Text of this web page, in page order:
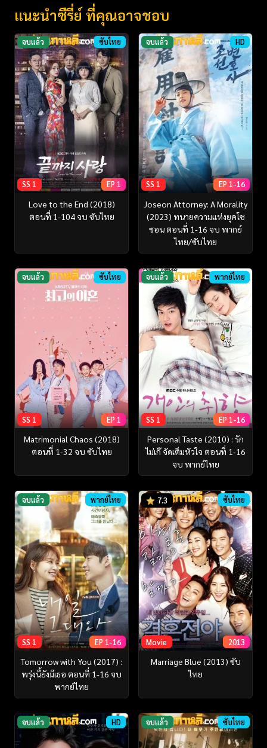
แนะนำซีรี่ย์ ที่คุณอาจชอบ
จบแล้ว ซับไทย
SS 1 EP 1
Love to the End (2018)
ตอนที่ 1-104 จบ ซับไทย
จบแล้ว HD
SS 1 EP 1-16
Joseon Attorney: A Morality
(2023) ทนายความแห่งยุคโช
ซอน ตอนที่ 1-16 จบ พากย์
ไทย/ซับไทย
จบแล้ว ซับไทย
SS 1 EP 1
Matrimonial Chaos (2018)
ตอนที่ 1-32 จบ ซับไทย
จบแล้ว พากย์ไทย
SS 1 EP 1-16
Personal Taste (2010) : รัก
ไม่เก๊ จัดเต็มหัวใจ ตอนที่ 1-16
จบ พากย์ไทย
จบแล้ว พากย์ไทย
SS 1 EP 1-16
Tomorrow with You (2017) :
พรุ่งนี้ยังมีเธอ ตอนที่ 1-16 จบ
พากย์ไทย
7.3 ซับไทย
Movie 2013
Marriage Blue (2013) ซับ
ไทย
จบแล้ว HD จบแล้ว ซับไทย